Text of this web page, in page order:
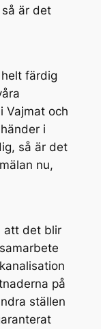
är det
färdig
Vajmat och
i
så är det
nu,
att det blir
på
ställen